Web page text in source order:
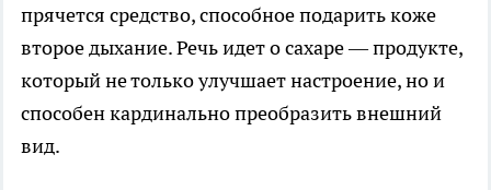
прячется средство, способное подарить коже
второе дыхание. Речь идет о сахаре — продукте,
который не только улучшает настроение, но и
способен кардинально преобразить внешний
вид.